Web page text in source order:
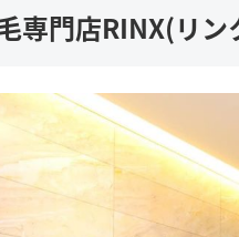
専門店RINX(リ